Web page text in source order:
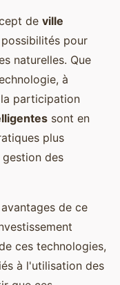
de ville
pour
naturelles. Que
à
participation
sont en
plus
des
de ce
ces technologies,
à l'utilisation des